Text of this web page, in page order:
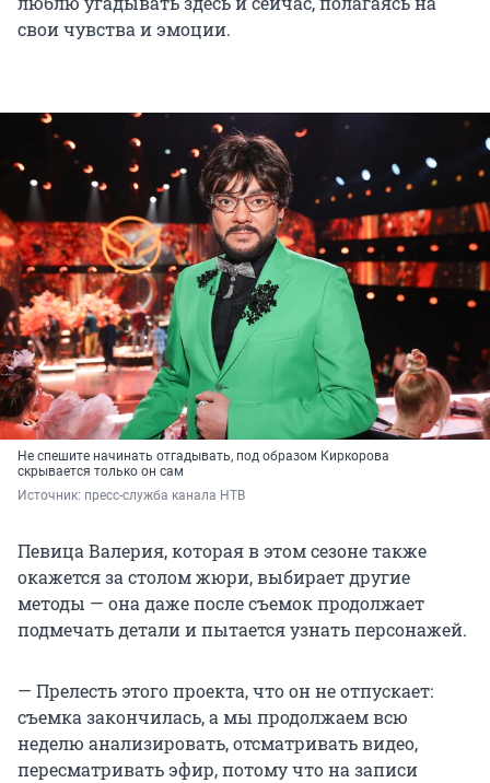
свои чувства и эмоции.
Не спешите начинать отгадывать, под образом Киркорова
скрывается только он сам
Источник: пресс-служба канала НТВ
Певица Валерия, которая в этом сезоне также
окажется за столом жюри, выбирает другие
методы — она даже после съемок продолжает
подмечать детали и пытается узнать персонажей.
— Прелесть этого проекта, что он не отпускает:
съемка закончилась, а мы продолжаем всю
неделю анализировать, отсматривать видео,
пересматривать эфир, потому что на записи